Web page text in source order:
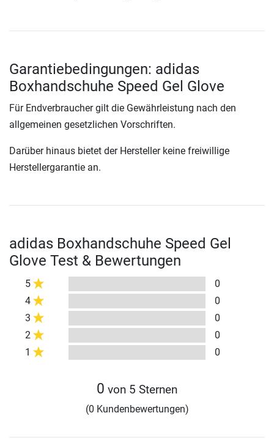
Garantiebedingungen: adidas
Boxhandschuhe Speed Gel Glove
Für Endverbraucher gilt die Gewährleistung nach den
allgemeinen gesetzlichen Vorschriften.
Darüber hinaus bietet der Hersteller keine freiwillige
Herstellergarantie an.
adidas Boxhandschuhe Speed Gel
Glove Test & Bewertungen
5
0
4
0
3
0
2
0
1
0
0 von 5 Sternen
(0 Kundenbewertungen)